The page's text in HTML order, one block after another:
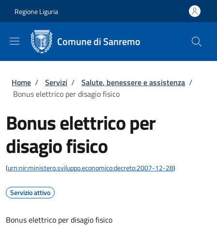
Regione Liguria
Comune di Sanremo
Briciole di pane
Home / Servizi / Salute, benessere e assistenza /
Bonus elettrico per disagio fisico
Bonus elettrico per
disagio fisico
(urn:nir:ministero.sviluppo.economico:decreto:2007-12-28)
Servizio attivo
Bonus elettrico per disagio fisico